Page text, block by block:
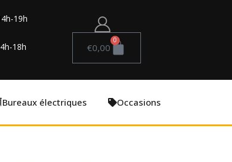
19h
18h
€0,00
0
Bureaux électriques Occasions